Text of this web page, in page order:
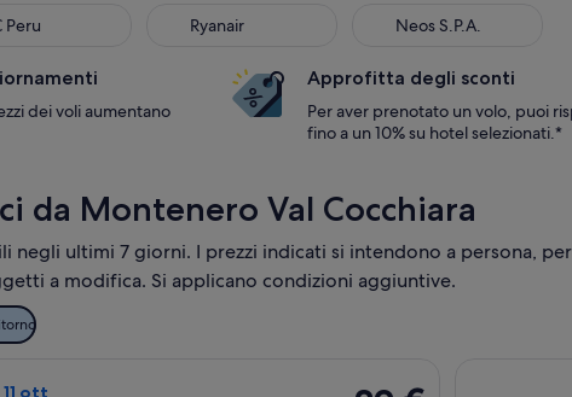
Peru Ryanair Neos S.P.A.
dei voli aumentano
Approfitta degli sconti
Per aver prenotato un volo, puoi
fino a un 10% su hotel selezionati.*
da Montenero Val Cocchiara
negli ultimi 7 giorni. I prezzi indicati si intendono a persona,
a modifica. Si applicano condizioni aggiuntive.
ott